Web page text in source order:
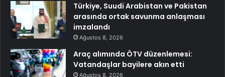
Türkiye, Suudi Arabistan ve Pakistan
arasında ortak savunma anlaşması
imzalandı
Ağustos 8, 2026
Araç alımında ÖTV düzenlemesi:
Vatandaşlar bayilere akın etti
Ağustos 8, 2026